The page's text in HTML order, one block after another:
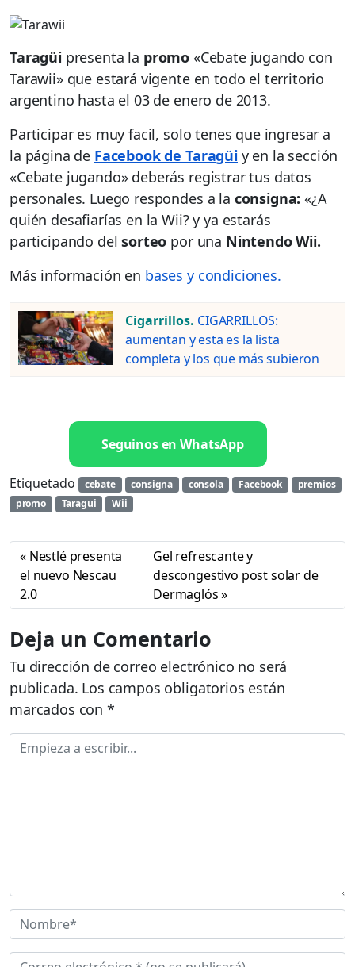
Taragüipresenta la promo «Cebate jugando con
Tarawii» que estará vigente en todo el territorio
argentino hasta el 03 de enero de 2013.
Participar es muy facil, solo tenes que ingresar a
la página de Facebook de Taragüiy en la sección
«Cebate jugando» deberás registrar tus datos
personales. Luego respondes a la consigna: «¿A
quién desafiarías en la Wii? y ya estarás
participando delsorteo por una Nintendo Wii.
Más información en bases y condiciones.
Cigarrillos. CIGARRILLOS:
aumentan y esta es la lista
completa y los que más subieron
Seguinos en WhatsApp
Etiquetado cebate consigna consola Facebook
premios
promo
Taragui Wii
Nestlé presenta
el nuevo Nescau
2.0
Gel refrescante y
descongestivo post solar de
Dermaglós
Deja un Comentario
Tu dirección de correo electrónico no será
publicada. Los campos obligatorios están
marcados con *